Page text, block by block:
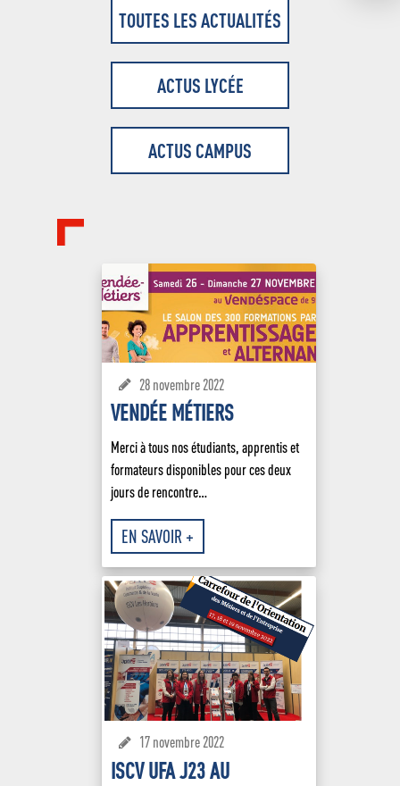
TOUTES LES ACTUALITÉS
ACTUS LYCÉE
ACTUS CAMPUS
28 novembre 2022
VENDÉE MÉTIERS
Merci à tous nos étudiants, apprentis et
formateurs disponibles pour ces deux
jours de rencontre…
EN SAVOIR +
17 novembre 2022
ISCV UFA J23 AU